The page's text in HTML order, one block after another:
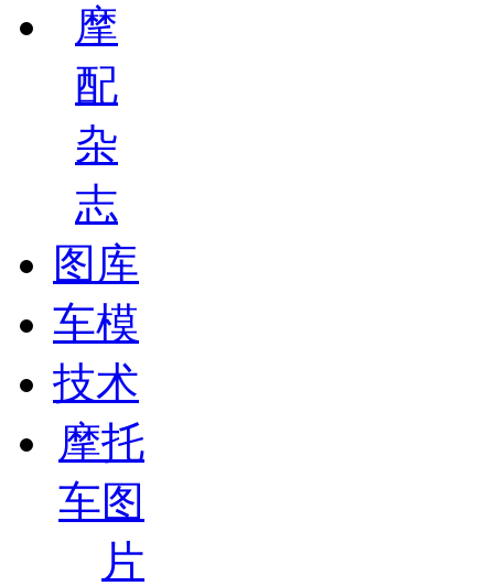
摩
配
杂
志
图库
车模
技术
摩托
车图
片